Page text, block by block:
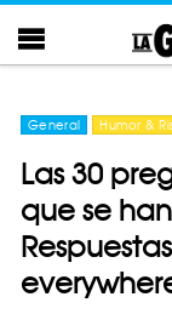
General Humor &
Las 30
que se